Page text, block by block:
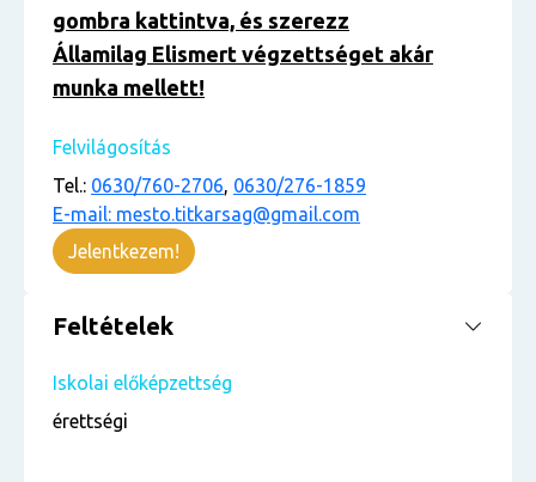
gombra kattintva, és szerezz
Államilag Elismert végzettséget akár
munka mellett!
Felvilágosítás
Tel.: 0630/760-2706, 0630/276-1859
E-mail: mesto.titkarsag@gmail.com
Jelentkezem!
Feltételek
Iskolai előképzettség
érettségi